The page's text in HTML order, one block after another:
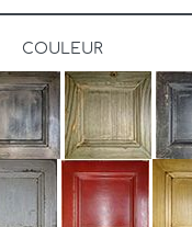
COULEUR